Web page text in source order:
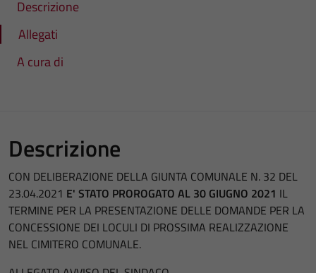
Descrizione
Allegati
A cura di
Descrizione
CON DELIBERAZIONE DELLA GIUNTA COMUNALE N. 32 DEL
23.04.2021 E' STATO PROROGATO AL 30 GIUGNO 2021 IL
TERMINE PER LA PRESENTAZIONE DELLE DOMANDE PER LA
CONCESSIONE DEI LOCULI DI PROSSIMA REALIZZAZIONE
NEL CIMITERO COMUNALE.